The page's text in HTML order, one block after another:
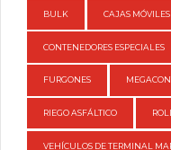
BULK CAJAS MÓVILES
CONTENEDORES ESPECIALES
FURGONES
RIEGO ASFÁLTICO
VEHÍCULOS DE TERMINAL